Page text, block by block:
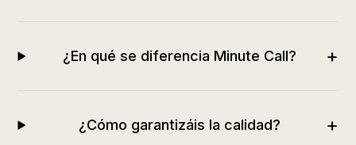
¿En qué se diferencia Minute Call? +
¿Cómo garantizáis la calidad? +